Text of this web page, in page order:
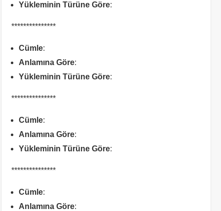
Yükleminin Türüne Göre:
***************
Cümle:
Anlamına Göre:
Yükleminin Türüne Göre:
***************
Cümle:
Anlamına Göre:
Yükleminin Türüne Göre:
***************
Cümle:
Anlamına Göre: